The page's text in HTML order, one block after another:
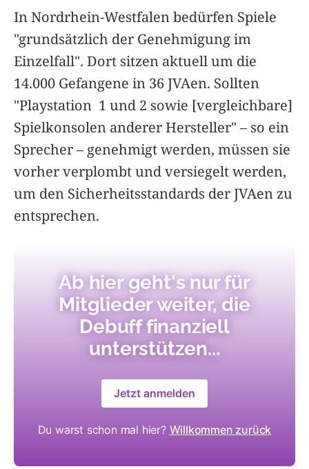
In Nordrhein-Westfalen bedürfen Spiele
"grundsätzlich der Genehmigung im
Einzelfall". Dort sitzen aktuell um die
14.000 Gefangene in 36 JVAen. Sollten
"Playstation 1 und 2 sowie [vergleichbare]
Spielkonsolen anderer Hersteller" – so ein
Sprecher – genehmigt werden, müssen sie
vorher verplombt und versiegelt werden,
um den Sicherheitsstandards der JVAen zu
entsprechen.
Ab hier geht's nur für
Mitglieder weiter, die
Debuff finanziell
unterstützen...
Jetzt anmelden
Du warst schon mal hier? Willkommen zurück